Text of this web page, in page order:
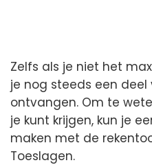
Zelfs als je niet het
je nog steeds een
ontvangen. Om te
je kunt krijgen, kun je
maken met de
Toeslagen.